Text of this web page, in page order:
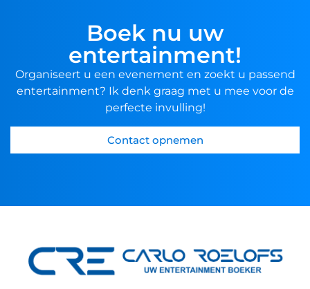
Boek nu uw
entertainment!
Organiseert u een evenement en zoekt u passend
entertainment? Ik denk graag met u mee voor de
perfecte invulling!
Contact opnemen